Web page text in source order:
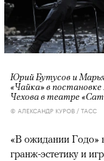
Юрий Бутусов и
«Чайка» в
Чехова в театре
© АЛЕКСАНДР КУРОВ / ТАСС
«В ожидании Годо»
гранж-эстетику и